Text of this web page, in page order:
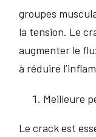
groupes
la tension. Le
augmenter le
à réduire
Meilleure
Le crack est